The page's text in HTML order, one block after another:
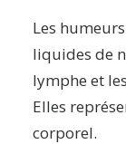
Les
liquides de
lymphe et
Elles
corporel.